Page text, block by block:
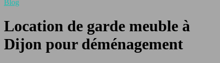
Blog
Location de garde meuble à
Dijon pour déménagement